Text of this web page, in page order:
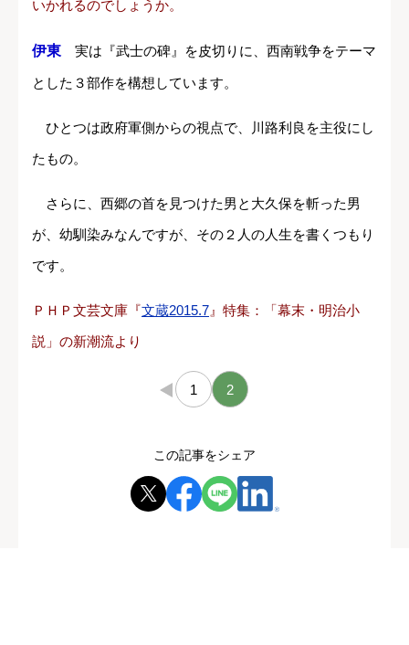
いかれるのでしょうか。
伊東 実は『武士の碑』を皮切りに、西南戦争をテーマ
とした３部作を構想しています。
ひとつは政府軍側からの視点で、川路利良を主役にし
たもの。
さらに、西郷の首を見つけた男と大久保を斬った男
が、幼馴染みなんですが、その２人の人生を書くつもり
です。
ＰＨＰ文芸文庫『文蔵2015.7 』特集：「幕末・明治小
説」の新潮流より
← 1 2
この記事をシェア